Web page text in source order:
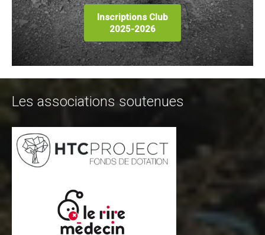
Inscriptions Club
2025-2026
Les associations soutenues